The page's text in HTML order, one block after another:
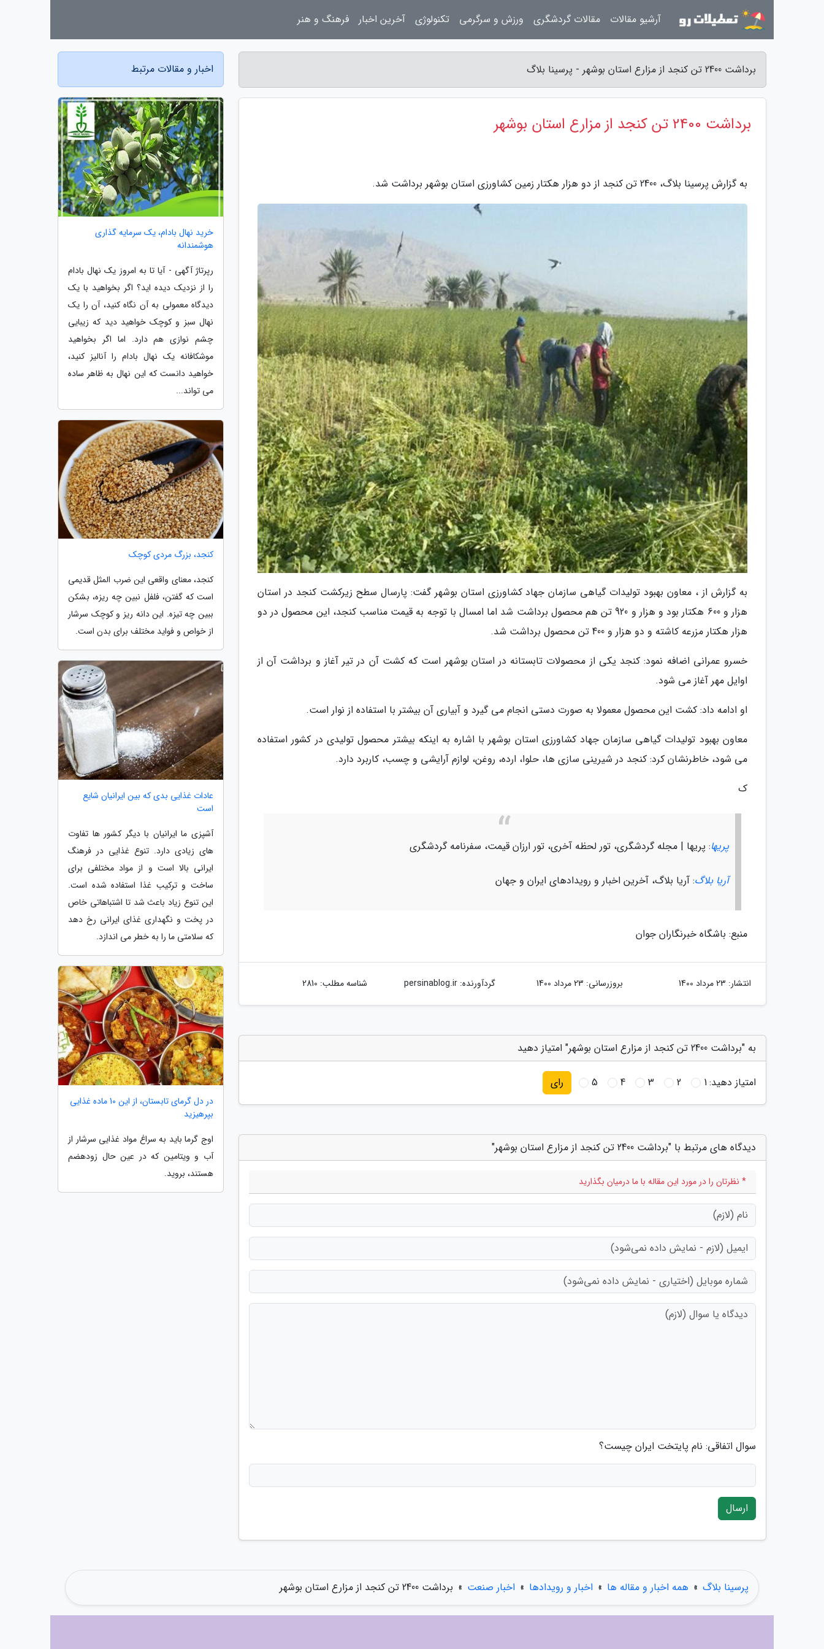
برداشت 2400 تن کنجد از مزارع استان بوشهر - پرسینا بلاگ
برداشت 2400 تن کنجد از مزارع استان بوشهر
به گزارش پرسینا بلاگ، 2400 تن کنجد از دو هزار هکتار زمین کشاورزی استان بوشهر برداشت شد.
به گزارش از ، معاون بهبود تولیدات گیاهی سازمان جهاد کشاورزی استان بوشهر گفت: پارسال سطح زیرکشت کنجد در استان
هزار و 600 هکتار بود و هزار و 920 تن هم محصول برداشت شد اما امسال با توجه به قیمت مناسب کنجد، این محصول در دو
هزار هکتار مزرعه کاشته و دو هزار و 400 تن محصول برداشت شد.
خسرو عمرانی اضافه نمود: کنجد یکی از محصولات تابستانه در استان بوشهر است که کشت آن در تیر آغاز و برداشت آن از
اوایل مهر آغاز می شود.
او ادامه داد: کشت این محصول معمولا به صورت دستی انجام می گیرد و آبیاری آن بیشتر با استفاده از نوار است.
معاون بهبود تولیدات گیاهی سازمان جهاد کشاورزی استان بوشهر با اشاره به اینکه بیشتر محصول تولیدی در کشور استفاده
می شود، خاطرنشان کرد: کنجد در شیرینی سازی ها، حلوا، ارده، روغن، لوازم آرایشی و چسب، کاربرد دارد.
ک
پریها: پریها | مجله گردشگری، تور لحظه آخری، تور ارزان قیمت، سفرنامه گردشگری
آریا بلاگ: آریا بلاگ، آخرین اخبار و رویدادهای ایران و جهان
منبع: باشگاه خبرنگاران جوان
انتشار: 23 مرداد 1400 بروزرسانی: 23 مرداد 1400 گردآورنده:persinablog.ir شناسه مطلب: 2810
به "برداشت 2400 تن کنجد از مزارع استان بوشهر" امتیاز دهید
امتیاز دهید:1
2
3
4
5 رای
دیدگاه های مرتبط با "برداشت 2400 تن کنجد از مزارع استان بوشهر"
* نظرتان را در مورد این مقاله با ما درمیان بگذارید
سوال اتفاقی: نام پایتخت ایران چیست؟
ارسال
اخبار و مقالات مرتبط
خرید نهال بادام، یک سرمایه گذاری
هوشمندانه
رپرتاژ آگهی - آیا تا به امروز یک نهال بادام
را از نزدیک دیده اید؟ اگر بخواهید با یک
دیدگاه معمولی به آن نگاه کنید، آن را یک
نهال سبز و کوچک خواهید دید که زیبایی
چشم نوازی هم دارد. اما اگر بخواهید
موشکافانه یک نهال بادام را آنالیز کنید،
خواهید دانست که این نهال به ظاهر ساده
می تواند...
کنجد، بزرگ مردی کوچک
کنجد، معنای واقعی این ضرب المثل قدیمی
است که گفتن، فلفل نبین چه ریزه، بشکن
ببین چه تیزه. این دانه ریز و کوچک سرشار
از خواص و فواید مختلف برای بدن است.
عادات غذایی بدی که بین ایرانیان شایع
است
آشپزی ما ایرانیان با دیگر کشور ها تفاوت
های زیادی دارد. تنوع غذایی در فرهنگ
ایرانی بالا است و از مواد مختلفی برای
ساخت و ترکیب غذا استفاده شده است.
این تنوع زیاد باعث شد تا اشتباهاتی خاص
در پخت و نگهداری غذای ایرانی رخ دهد
که سلامتی ما را به خطر می اندازد.
در دل گرمای تابستان، از این 10 ماده غذایی
بپرهیزید
اوج گرما باید به سراغ مواد غذایی سرشار از
آب و ویتامین که در عین حال زودهضم
هستند، بروید.
پرسینا بلاگ » همه اخبار و مقاله ها » اخبار و رویدادها » اخبار صنعت » برداشت 2400 تن کنجد از مزارع استان بوشهر
آرشیو مقالات مقالات گردشگری ورزش و سرگرمی تکنولوژی آخرین اخبار فرهنگ و هنر